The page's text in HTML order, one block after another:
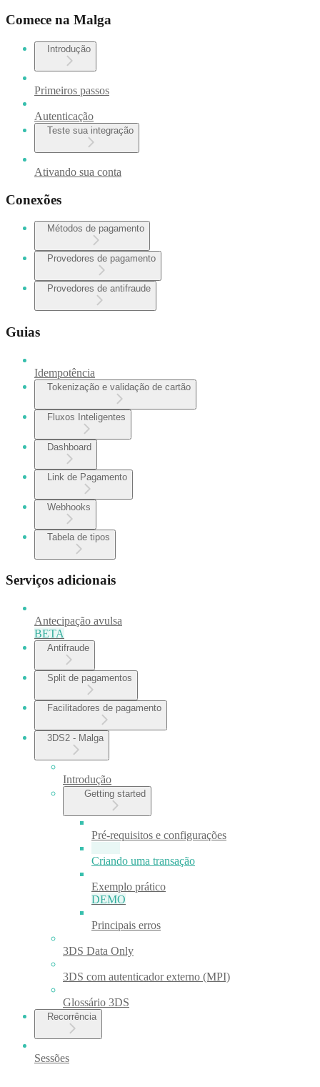
Comece na Malga
Introdução
Primeiros passos
Autenticação
Teste sua integração
Ativando sua conta
Conexões
Métodos de pagamento
Provedores de pagamento
Provedores de antifraude
Guias
Idempotência
Tokenização e validação de cartão
Fluxos Inteligentes
Dashboard
Link de Pagamento
Webhooks
Tabela de tipos
Serviços adicionais
Antecipação avulsa
BETA
Antifraude
Split de pagamentos
Facilitadores de pagamento
3DS2 - Malga
Introdução
Getting started
Pré-requisitos e configurações
Criando uma transação
Exemplo prático
DEMO
Principais erros
3DS Data Only
3DS com autenticador externo (MPI)
Glossário 3DS
Recorrência
Sessões